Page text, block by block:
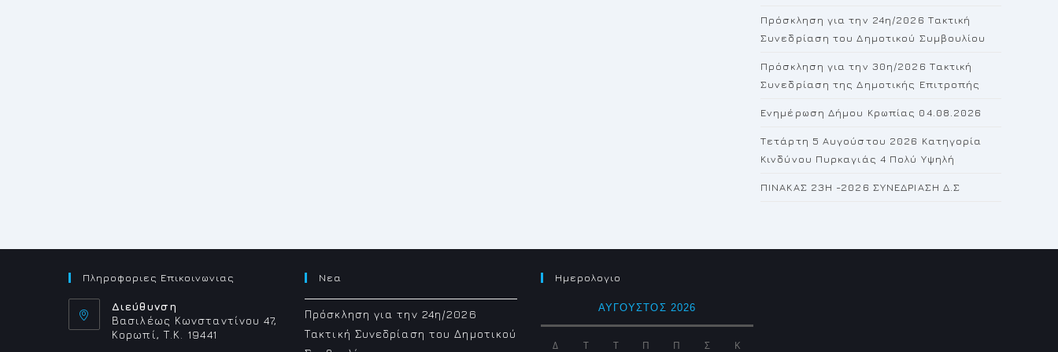
Πρόσκληση για την 24η/2026 Τακτική
Συνεδρίαση του Δημοτικού Συμβουλίου
Πρόσκληση για την 30η/2026 Τακτική
Συνεδρίαση της Δημοτικής Επιτροπής
Ενημέρωση Δήμου Κρωπίας 04.08.2026
Τετάρτη 5 Αυγούστου 2026 Κατηγορία
Κινδύνου Πυρκαγιάς 4 Πολύ Υψηλή
ΠΙΝΑΚΑΣ 23H -2026 ΣΥΝΕΔΡΙΑΣΗ Δ.Σ
Πληροφοριες Επικοινωνιας
Διεύθυνση
Βασιλέως Κωνσταντίνου 47,
Κορωπί, Τ.Κ. 19441
Νεα
Πρόσκληση για την 24η/2026
Τακτική Συνεδρίαση του Δημοτικού
Ημερολογιο
ΑΎΓΟΥΣΤΟΣ 2026
Δ Τ Τ Π Π Σ Κ